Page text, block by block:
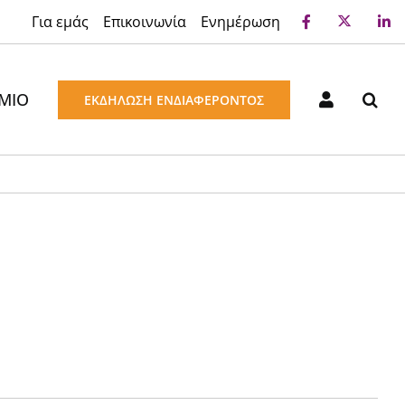
Για εμάς Επικοινωνία Ενημέρωση
ΕΚΔΗΛΩΣΗ ΕΝΔΙΑΦΕΡΟΝΤΟΣ